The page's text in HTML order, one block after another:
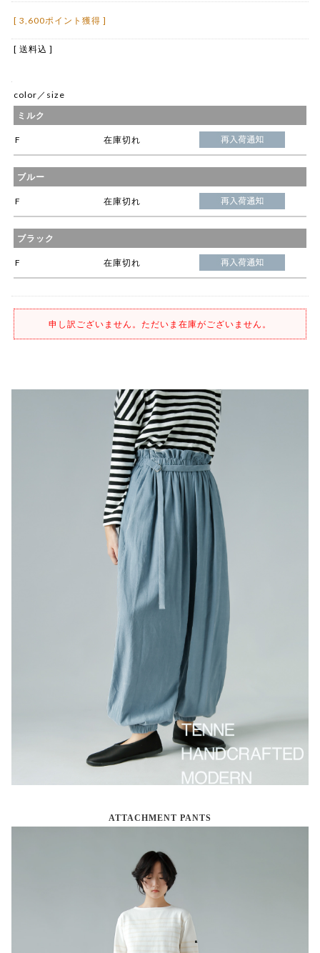
[ 3,600ポイント獲得 ]
[ 送料込 ]
color／size
ミルク
F 在庫切れ
ブルー
F 在庫切れ
ブラック
F 在庫切れ
申し訳ございません。ただいま在庫がございません。
ATTACHMENT PANTS